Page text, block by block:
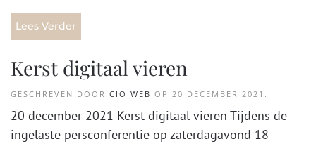
Lees Verder
Kerst digitaal vieren
GESCHREVEN DOOR CIO WEB OP 20 DECEMBER 2021 .
20 december 2021 Kerst digitaal vieren Tijdens de
ingelaste persconferentie op zaterdagavond 18